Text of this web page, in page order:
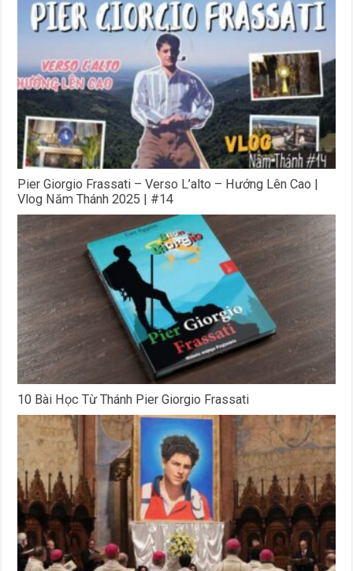
Pier Giorgio Frassati – Verso L’alto – Hướng Lên Cao |
Vlog Năm Thánh 2025 | #14
10 Bài Học Từ Thánh Pier Giorgio Frassati